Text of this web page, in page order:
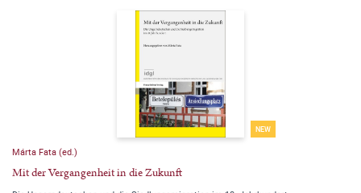
NEW
Márta Fata (ed.)
Mit der Vergangenheit in die Zukunft